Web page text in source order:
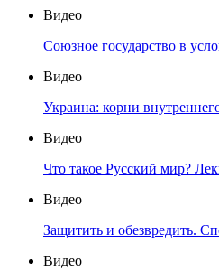
Видео
Союзное государство в
Видео
Украина: корни
Видео
Что такое Русский мир?
Видео
Защитить и обезвредить.
Видео